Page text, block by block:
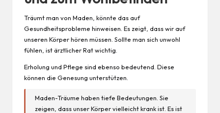
Träumt man von Maden, könnte das auf
Gesundheitsprobleme hinweisen. Es zeigt, dass wir auf
unseren Körper hören müssen. Sollte man sich unwohl
fühlen, ist ärztlicher Rat wichtig.
Erholung und Pflege sind ebenso bedeutend. Diese
können die Genesung unterstützen.
Maden-Träume haben tiefe Bedeutungen. Sie
zeigen, dass unser Körper vielleicht krank ist. Es ist